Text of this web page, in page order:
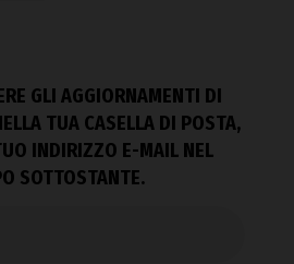
GLI AGGIORNAMENTI DI
TUA CASELLA DI POSTA,
INDIRIZZO E-MAIL NEL
SOTTOSTANTE.